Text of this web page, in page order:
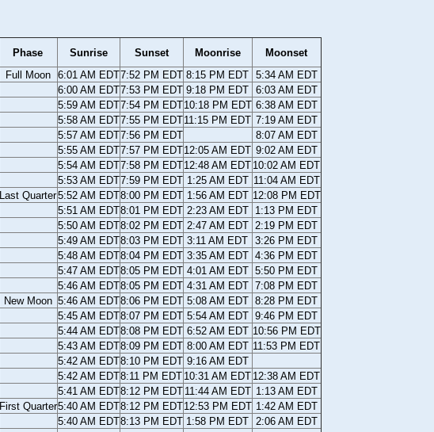
Phase Sunrise Sunset Moonrise
Moonset
Full Moon 6:01 AM EDT7:52 PM EDT 8:15 PM EDT 5:34 AM EDT
6:00 AM EDT7:53 PM EDT 9:18 PM EDT 6:03 AM EDT
5:59 AM EDT7:54 PM EDT10:18 PM EDT 6:38 AM EDT
5:58 AM EDT7:55 PM EDT11:15 PM EDT 7:19 AM EDT
5:57 AM EDT7:56 PM EDT
8:07 AM EDT
5:55 AM EDT7:57 PM EDT12:05 AM EDT 9:02 AM EDT
5:54 AM EDT7:58 PM EDT12:48 AM EDT 10:02 AM EDT
5:53 AM EDT7:59 PM EDT 1:25 AM EDT 11:04 AM EDT
Last Quarter5:52 AM EDT8:00 PM EDT 1:56 AM EDT 12:08 PM EDT
5:51 AM EDT8:01 PM EDT 2:23 AM EDT
1:13 PM EDT
5:50 AM EDT8:02 PM EDT 2:47 AM EDT 2:19 PM EDT
5:49 AM EDT8:03 PM EDT 3:11 AM EDT 3:26 PM EDT
5:48 AM EDT8:04 PM EDT 3:35 AM EDT 4:36 PM EDT
5:47 AM EDT8:05 PM EDT 4:01 AM EDT 5:50 PM EDT
5:46 AM EDT8:05 PM EDT 4:31 AM EDT 7:08 PM EDT
New Moon 5:46 AM EDT8:06 PM EDT 5:08 AM EDT 8:28 PM EDT
5:45 AM EDT8:07 PM EDT 5:54 AM EDT 9:46 PM EDT
5:44 AM EDT8:08 PM EDT 6:52 AM EDT 10:56 PM EDT
5:43 AM EDT8:09 PM EDT 8:00 AM EDT 11:53 PM EDT
5:42 AM EDT8:10 PM EDT 9:16 AM EDT
5:42 AM EDT8:11 PM EDT 10:31 AM EDT 12:38 AM EDT
5:41 AM EDT8:12 PM EDT 11:44 AM EDT 1:13 AM EDT
First Quarter5:40 AM EDT8:12 PM EDT12:53 PM EDT 1:42 AM EDT
5:40 AM EDT8:13 PM EDT 1:58 PM EDT 2:06 AM EDT